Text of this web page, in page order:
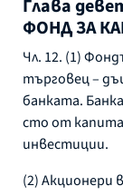
Глава
ФОНД ЗА
Чл. 12. (1)
търговец –
банката.
сто от
инвестиции.
(2) Акционери